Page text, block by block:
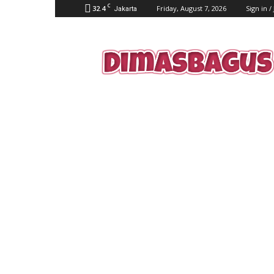
32.4 C Jakarta Friday, August 7, 2026 Sign in /